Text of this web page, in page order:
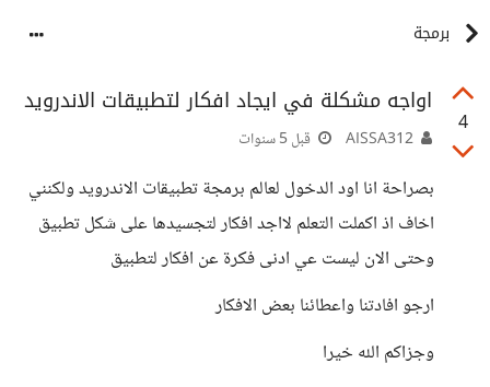
برمجة
4
اواجه مشكلة في ايجاد افكار لتطبيقات الاندرويد
قبل 5 سنوات
بصراحة انا اود الدخول لعالم برمجة تطبيقات الاندرويد ولكنني
اخاف اذ اكملت التعلم لااجد افكار لتجسيدها على شكل تطبيق
وحتى الان ليست عي ادنى فكرة عن افكار لتطبيق
ارجو افادتنا واعطائنا بعض الافكار
وجزاكم الله خيرا